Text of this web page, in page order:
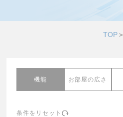
TOP＞
機能 お部屋の広さ
条件をリセット